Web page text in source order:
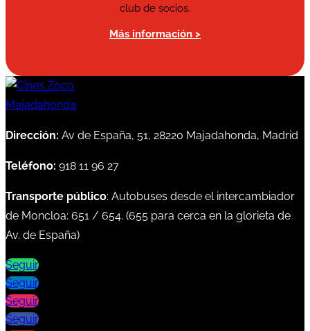
club de socios.
Más información >
Dirección: Av de España, 51, 28220 Majadahonda, Madrid
Teléfono: 918 11 96 27
Transporte público: Autobuses desde el intercambiador
de Moncloa: 651 / 654. (655 para cerca en la glorieta de
Av. de España)
Seguir
Seguir
Seguir
Seguir